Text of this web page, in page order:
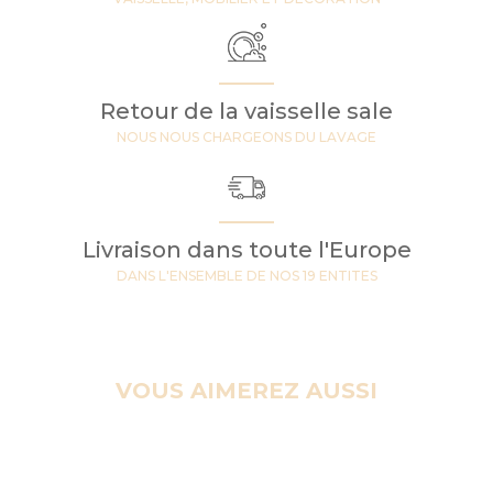
Retour de la vaisselle sale
NOUS NOUS CHARGEONS DU LAVAGE
Livraison dans toute l'Europe
DANS L'ENSEMBLE DE NOS 19 ENTITES
VOUS AIMEREZ AUSSI